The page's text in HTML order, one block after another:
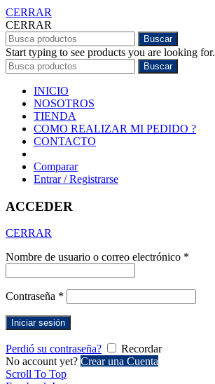
CERRAR
CERRAR
Buscar
Start typing to see products you are looking for.
Buscar
INICIO
NOSOTROS
TIENDA
COMO REALIZAR MI PEDIDO ?
CONTACTO
Comparar
Entrar / Registrarse
ACCEDER
CERRAR
Nombre de usuario o correo electrónico *
Contraseña *
Iniciar sesión
Perdió su contraseña?
Recordar
No account yet? Crear una Cuenta
Scroll To Top